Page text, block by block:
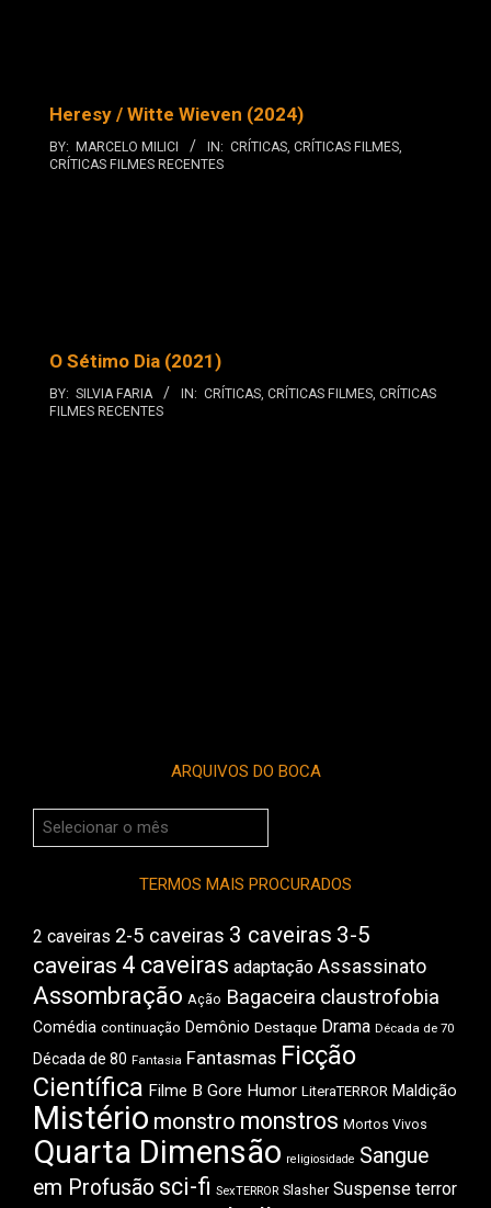
Heresy / Witte Wieven (2024)
BY: MARCELO MILICI IN: CRÍTICAS, CRÍTICAS FILMES,
CRÍTICAS FILMES RECENTES
O Sétimo Dia (2021)
BY: SILVIA FARIA IN: CRÍTICAS, CRÍTICAS FILMES, CRÍTICAS
FILMES RECENTES
ARQUIVOS DO BOCA
Arquivos
do
TERMOS MAIS PROCURADOS
2 caveiras 2-5 caveiras 3 caveiras 3-5
caveiras 4 caveiras adaptação Assassinato
Assombração Ação Bagaceira claustrofobia
Comédia continuação Demônio Destaque Drama Década de 70
Década de 80 Fantasia Fantasmas Ficção
Científica Filme B Gore Humor LiteraTERROR Maldição
Mistério monstro monstros Mortos Vivos
Quarta Dimensão religiosidade Sangue
em Profusão sci-fi SexTERROR Slasher Suspense terror